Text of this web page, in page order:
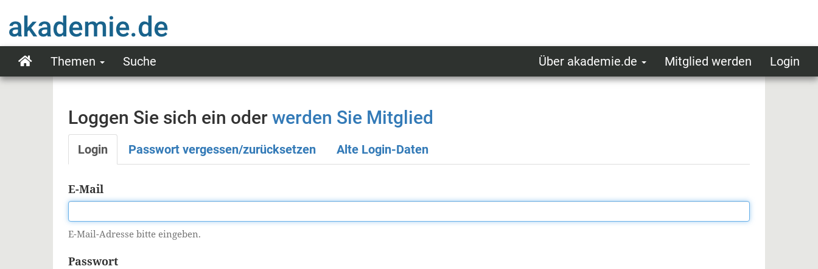
zum
Inhalt
Main
Themen Suche
User
Über akademie.de Mitglied werden Login
Loggen Sie sich ein oder werden Sie Mitglied
Primäre
Reiter
Login Passwort vergessen/zurücksetzen Alte Login-Daten
E-Mail
E-Mail-Adresse bitte eingeben.
Passwort